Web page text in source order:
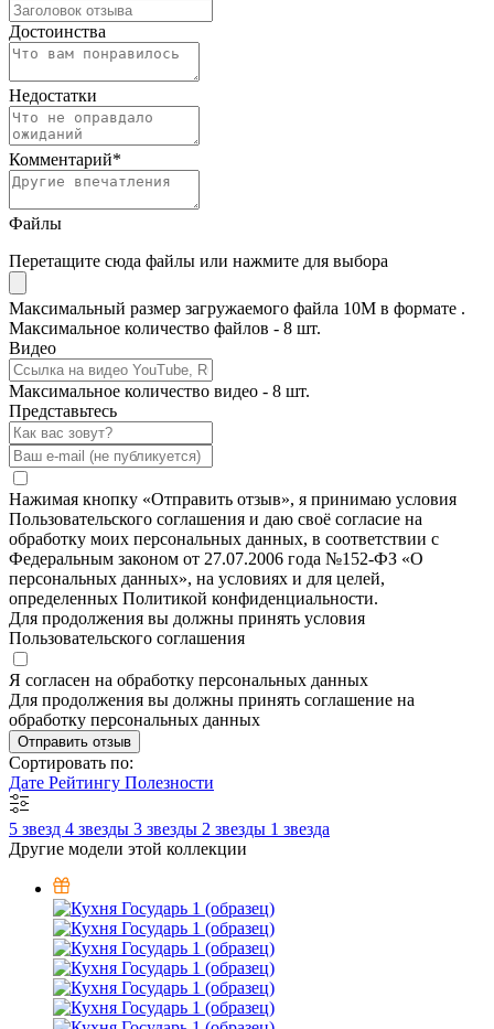
Достоинства
Недостатки
Комментарий*
Файлы
Перетащите сюда файлы или нажмите для выбора
Максимальный размер загружаемого файла 10M в формате .
Максимальное количество файлов - 8 шт.
Видео
Максимальное количество видео - 8 шт.
Представьтесь
Нажимая кнопку «Отправить отзыв», я принимаю условия
Пользовательского соглашения и даю своё согласие на
обработку моих персональных данных, в соответствии с
Федеральным законом от 27.07.2006 года №152-ФЗ «О
персональных данных», на условиях и для целей,
определенных Политикой конфиденциальности.
Для продолжения вы должны принять условия
Пользовательского соглашения
Я согласен на обработку персональных данных
Для продолжения вы должны принять соглашение на
обработку персональных данных
Отправить отзыв
Сортировать по:
Дате Рейтингу Полезности
5 звезд 4 звезды 3 звезды 2 звезды 1 звезда
Другие модели этой коллекции